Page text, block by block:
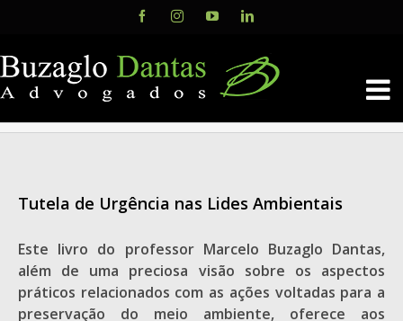
content
FacebookInstagramYouTubeLinkedIn
Tutela de Urgência nas Lides Ambientais
Este livro do professor Marcelo Buzaglo Dantas,
além de uma preciosa visão sobre os aspectos
práticos relacionados com as ações voltadas para a
preservação do meio ambiente, oferece aos